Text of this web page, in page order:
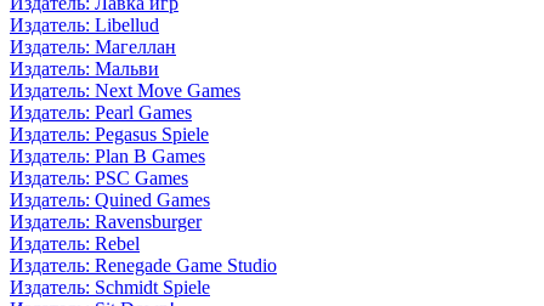
Издатель: Libellud
Издатель: Магеллан
Издатель: Мальви
Издатель: Next Move Games
Издатель: Pearl Games
Издатель: Pegasus Spiele
Издатель: Plan B Games
Издатель: PSC Games
Издатель: Quined Games
Издатель: Ravensburger
Издатель: Rebel
Издатель: Renegade Game Studio
Издатель: Schmidt Spiele